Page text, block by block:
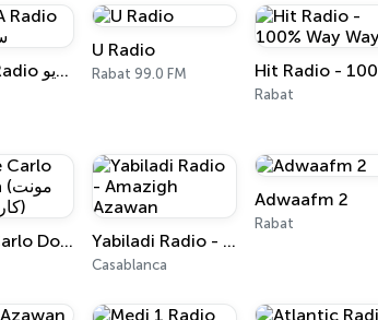
SAMAA Radio سماء راديو
U Radio
Rabat 99.0 FM
Rabat
Monte Carlo Doualiya (مونت كارلو الدولية) Yabiladi Radio - Amazigh Azawan
Casablanca
Adwaafm 2
Rabat